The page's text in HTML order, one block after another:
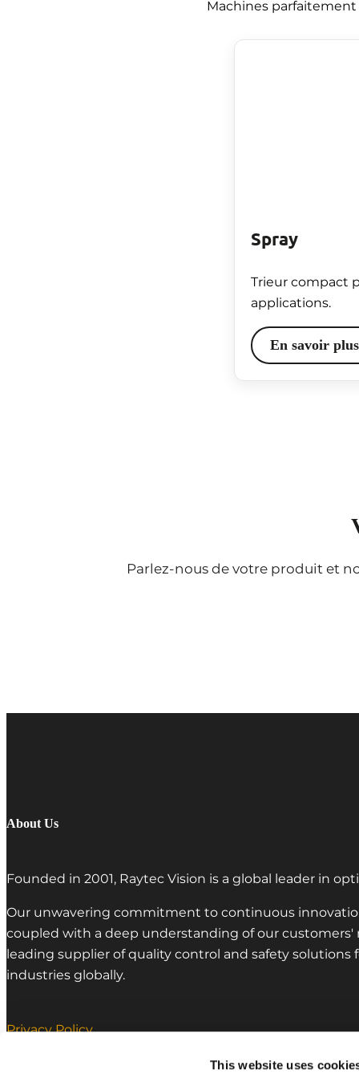
This website uses
Machines
Spray
Trieur compact
applications.
En savoir plus
Parlez-nous de votre produit et
About Us
Founded in 2001, Raytec Vision is a global leader in
Our unwavering commitment to continuous
coupled with a deep understanding of our customers'
leading supplier of quality control and safety
industries globally.
Privacy Policy